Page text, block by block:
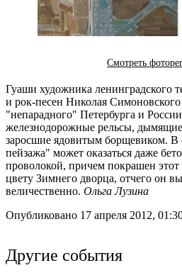
Смотреть
Гуаши художника ленинградского
и рок-песен Николая
"непарадного" Петербурга и
железнодорожные рельсы,
заросшие ядовитым борщевиком.
пейзажа" может оказаться даже
проволокой, причем покрашен этот
цвету Зимнего дворца, отчего он
величественно. Ольга Лузина
Опубликовано 17 апреля 2012,
Другие события